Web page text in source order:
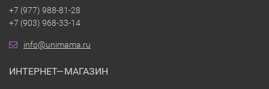
+7 (977) 988-81-28
+7 (903) 968-33-14
info@unimama.ru
ИНТЕРНЕТ—МАГАЗИН